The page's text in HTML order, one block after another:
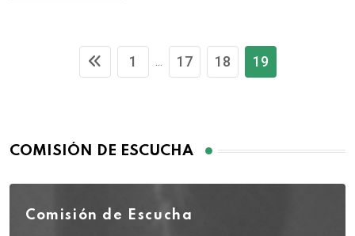
1 ... 17 18 19
COMISIÓN DE ESCUCHA
Comisión de Escucha